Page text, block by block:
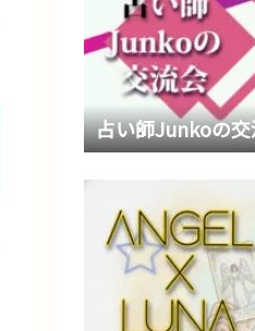
占い師Junkoの